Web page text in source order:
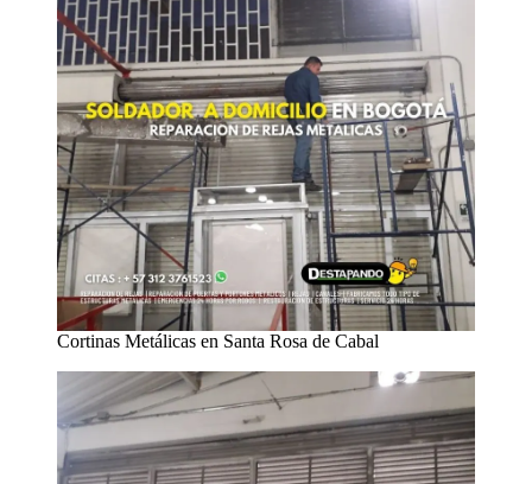
Cortinas Metálicas en Santa Rosa de Cabal